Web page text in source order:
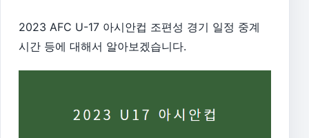
2023 AFC U-17 아시안컵 조편성 경기 일정 중계
시간 등에 대해서 알아보겠습니다.